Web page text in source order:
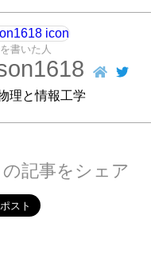
書いた人
理と情報工学
の記事をシェア